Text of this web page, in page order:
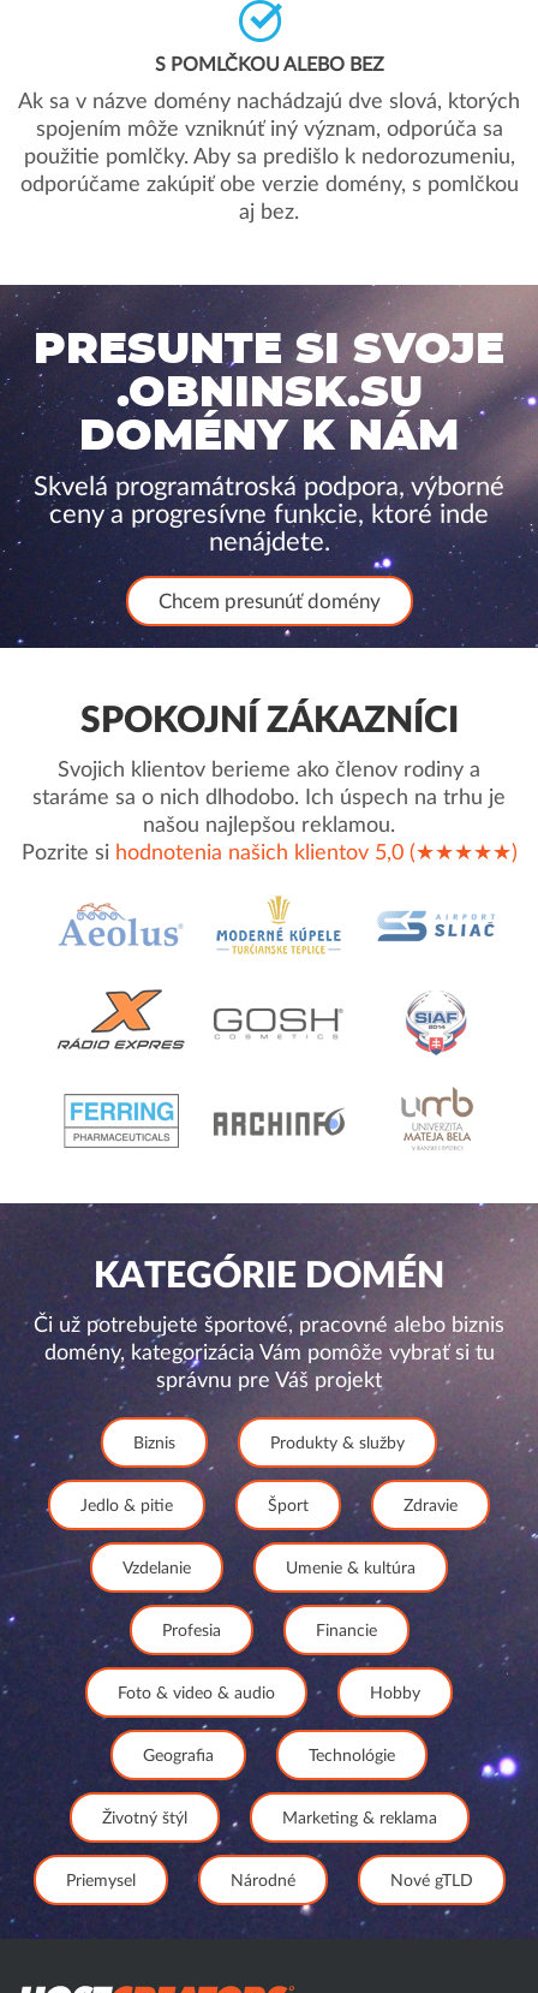
S POMLČKOU ALEBO BEZ
Ak sa v názve domény nachádzajú dve slová, ktorých
spojením môže vzniknúť iný význam, odporúča sa
použitie pomlčky. Aby sa predišlo k nedorozumeniu,
odporúčame zakúpiť obe verzie domény, s pomlčkou
aj bez.
PRESUNTE SI SVOJE
.OBNINSK.SU
DOMÉNY K NÁM
Skvelá programátroská podpora, výborné
ceny a progresívne funkcie, ktoré inde
nenájdete.
Chcem presunúť domény
SPOKOJNÍ ZÁKAZNÍCI
Svojich klientov berieme ako členov rodiny a
staráme sa o nich dlhodobo. Ich úspech na trhu je
našou najlepšou reklamou.
Pozrite si hodnotenia našich klientov 5,0 (★★★★★)
KATEGÓRIE DOMÉN
Či už potrebujete športové, pracovné alebo biznis
domény, kategorizácia Vám pomôže vybrať si tu
správnu pre Váš projekt
Biznis Produkty & služby
Jedlo & pitie Šport Zdravie
Vzdelanie Umenie & kultúra
Profesia Financie
Foto & video & audio Hobby
Geografia Technológie
Životný štýl Marketing & reklama
Priemysel Národné Nové gTLD